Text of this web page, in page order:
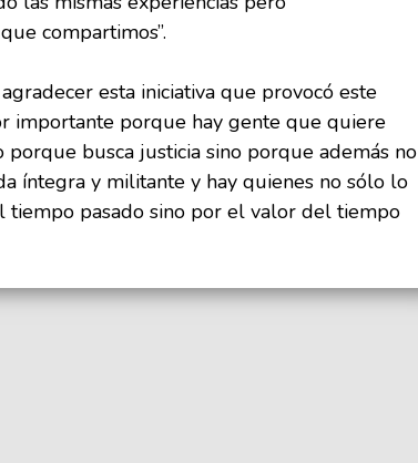
compartimos”.
esta iniciativa que provocó este
importante porque hay gente que quiere
busca justicia sino porque además no
íntegra y militante y hay quienes no sólo lo
tiempo pasado sino por el valor del tiempo